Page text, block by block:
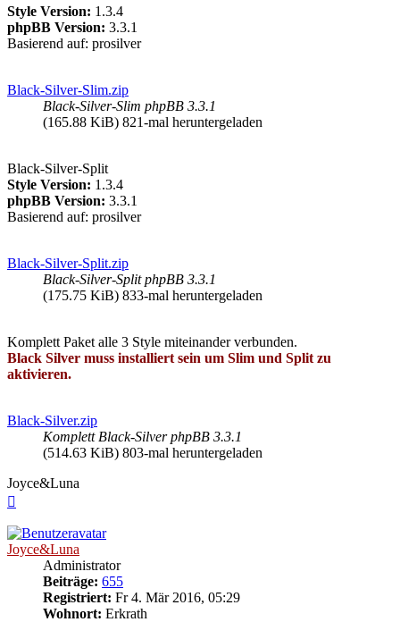
Style Version: 1.3.4
phpBB Version: 3.3.1
Basierend auf: prosilver
Black-Silver-Slim.zip
Black-Silver-Slim phpBB 3.3.1
(165.88 KiB) 821-mal heruntergeladen
Black-Silver-Split
Style Version: 1.3.4
phpBB Version: 3.3.1
Basierend auf: prosilver
Black-Silver-Split.zip
Black-Silver-Split phpBB 3.3.1
(175.75 KiB) 833-mal heruntergeladen
Komplett Paket alle 3 Style miteinander verbunden.
Black Silver muss installiert sein um Slim und Split zu
aktivieren.
Black-Silver.zip
Komplett Black-Silver phpBB 3.3.1
(514.63 KiB) 803-mal heruntergeladen
Joyce&Luna
Joyce&Luna
Administrator
Beiträge: 655
Registriert: Fr 4. Mär 2016, 05:29
Wohnort: Erkrath